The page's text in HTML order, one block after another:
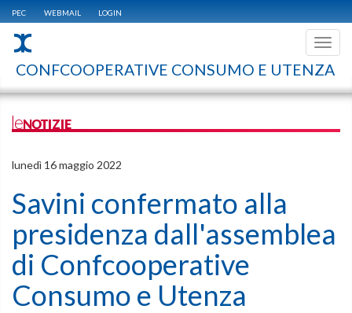
PEC WEBMAIL LOGIN
CONFCOOPERATIVE CONSUMO E UTENZA
leNOTIZIE
lunedì 16 maggio 2022
Savini confermato alla
presidenza dall'assemblea
di Confcooperative
Consumo e Utenza